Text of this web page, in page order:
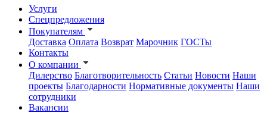
Услуги
Спецпредложения
Покупателям
Доставка Оплата Возврат Марочник ГОСТы
Контакты
О компании
Дилерство Благотворительность Статьи Новости Наши
проекты Благодарности Нормативные документы Наши
сотрудники
Вакансии